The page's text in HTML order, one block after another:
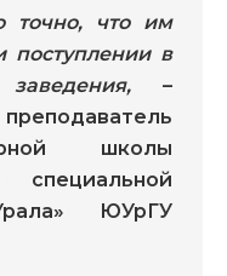
точно, что им
поступлении в
–
преподаватель
школы
специальной
ЮУрГУ